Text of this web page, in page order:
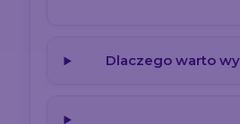
Dlaczego warto